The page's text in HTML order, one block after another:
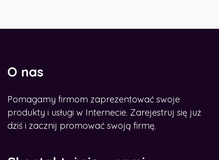
O nas
Pomagamy firmom zaprezentować swoje
produkty i usługi w Internecie. Zarejestruj się już
dziś i zacznij promować swoją firmę.